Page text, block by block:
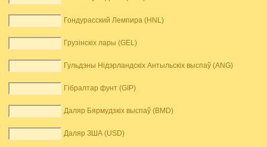
Гондурасский Лемпира (HNL)
Грузінскіх лары (GEL)
Гульдэны Нідэрландскіх Антыльскіх выспаў (ANG)
Гібралтар фунт (GIP)
Даляр Бярмудзкіх выспаў (BMD)
Даляр ЗША (USD)